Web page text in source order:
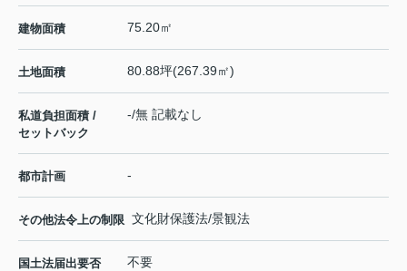
建物面積 75.20㎡
土地面積 80.88坪(267.39㎡)
私道負担面積 /
セットバック
-/無 記載なし
都市計画 -
その他法令上の制限 文化財保護法/景観法
国土法届出要否 不要